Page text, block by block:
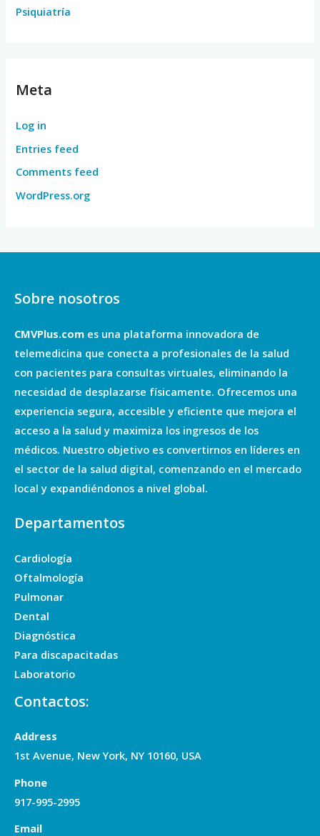
Psiquiatría
Meta
Log in
Entries feed
Comments feed
WordPress.org
Sobre nosotros
CMVPlus.com es una plataforma innovadora de
telemedicina que conecta a profesionales de la salud
con pacientes para consultas virtuales, eliminando la
necesidad de desplazarse físicamente. Ofrecemos una
experiencia segura, accesible y eficiente que mejora el
acceso a la salud y maximiza los ingresos de los
médicos. Nuestro objetivo es convertirnos en líderes en
el sector de la salud digital, comenzando en el mercado
local y expandiéndonos a nivel global.
Departamentos
Cardiología
Oftalmología
Pulmonar
Dental
Diagnóstica
Para discapacitadas
Laboratorio
Contactos:
Address
1st Avenue, New York, NY 10160, USA
Phone
917-995-2995
Email